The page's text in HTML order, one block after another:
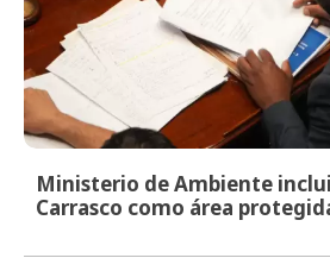
Ministerio de Ambiente
Carrasco como área